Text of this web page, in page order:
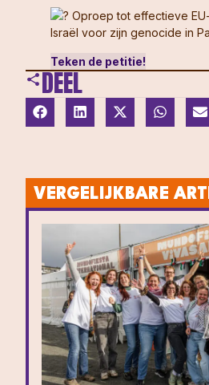
Oproep tot effectieve
Israël voor zijn genocide in
Teken de petitie!
DEEL
VERGELIJKBARE